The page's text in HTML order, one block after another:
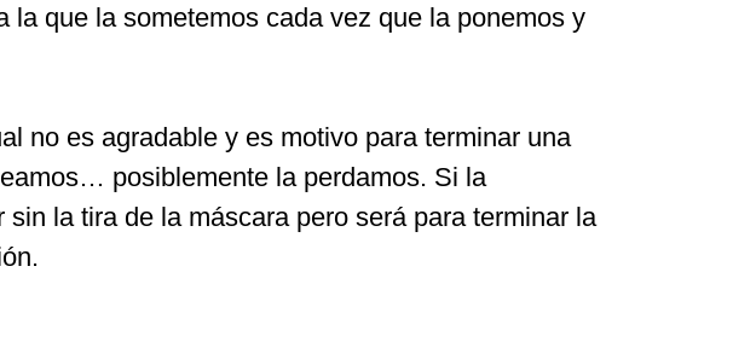
que la sometemos cada vez que la ponemos y
no es agradable y es motivo para terminar una
posiblemente la perdamos. Si la
la tira de la máscara pero será para terminar la